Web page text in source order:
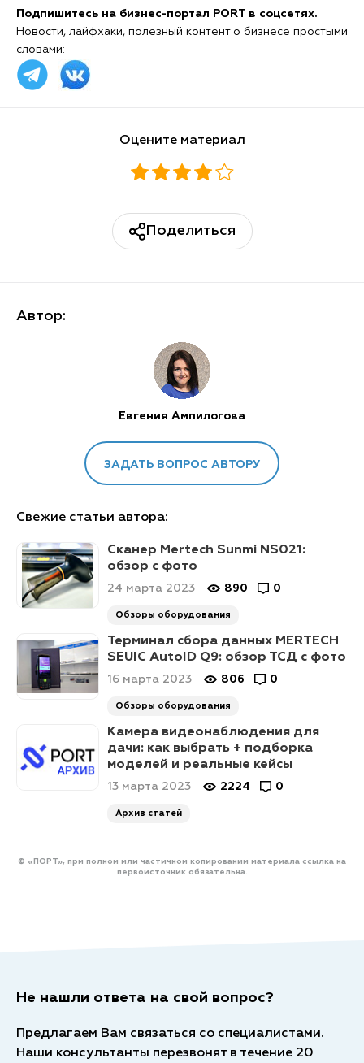
Подпишитесь на бизнес-портал PORT в соцсетях.
Новости, лайфхаки, полезный контент о бизнесе простыми
словами:
Оцените материал
Поделиться
Автор:
Евгения Ампилогова
ЗАДАТЬ ВОПРОС АВТОРУ
Свежие статьи автора:
Сканер Mertech Sunmi NS021:
обзор с фото
24 марта 2023 890 0
Обзоры оборудования
Терминал сбора данных MERTECH
SEUIC AutoID Q9: обзор ТСД с фото
16 марта 2023 806 0
Обзоры оборудования
Камера видеонаблюдения для
дачи: как выбрать + подборка
моделей и реальные кейсы
13 марта 2023 2224 0
Архив статей
© «ПОРТ», при полном или частичном копировании материала ссылка на
первоисточник обязательна.
Не нашли ответа на свой вопрос?
Предлагаем Вам связаться со специалистами.
Наши консультанты перезвонят в течение 20